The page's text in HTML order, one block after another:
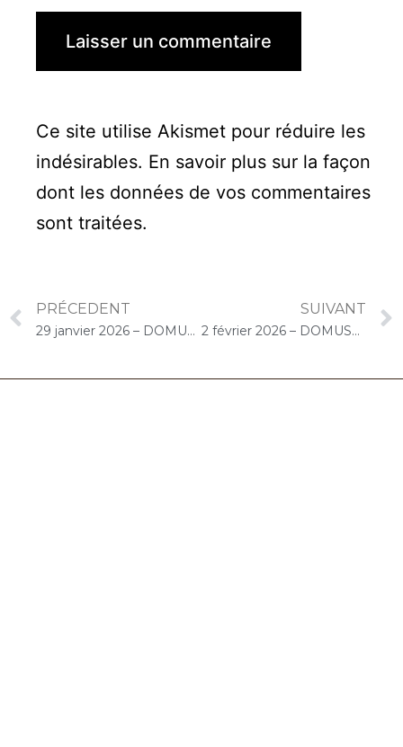
Ce site utilise Akismet pour réduire les
indésirables. En savoir plus sur la façon
dont les données de vos commentaires
sont traitées.
PRÉCEDENT
29 janvier 2026 – DOMUSVI Granger (Draveil) : Atelier « Musique et bien-être, relaxation et détente au son du violoncelle »
SUIVANT
2 février 2026 – DOMUSVI Les Templitudes « Parc Clause » (Brétigny-sur-Orge) : Atelier « Chantons Ensemble »